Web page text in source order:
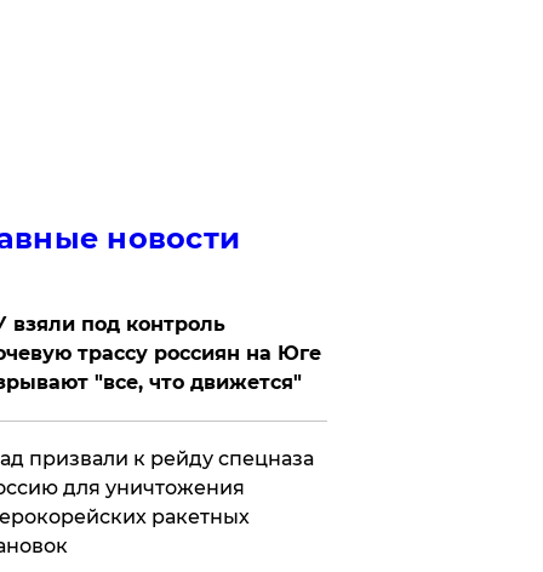
новости
взяли под контроль
трассу россиян на Юге
"все, что движется"
призвали к рейду спецназа
для уничтожения
ракетных